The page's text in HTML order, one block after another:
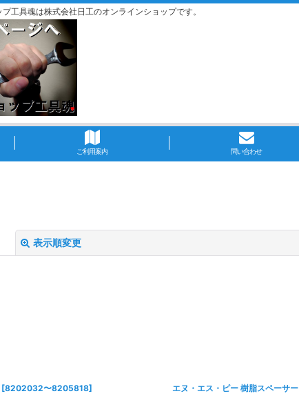
工具魂は株式会社日工のオンラインショップです。
ご利用案内 問い合わせ
表示順変更
[8202032〜8205818]
エヌ・エス・ピー 樹脂スペーサー